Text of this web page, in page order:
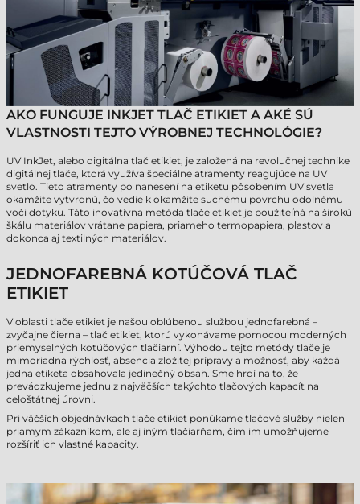
AKO FUNGUJE INKJET TLAČ ETIKIET A AKÉ SÚ
VLASTNOSTI TEJTO VÝROBNEJ TECHNOLÓGIE?
UV InkJet, alebo digitálna tlač etikiet, je založená na revolučnej technike
digitálnej tlače, ktorá využíva špeciálne atramenty reagujúce na UV
svetlo. Tieto atramenty po nanesení na etiketu pôsobením UV svetla
okamžite vytvrdnú, čo vedie k okamžite suchému povrchu odolnému
voči dotyku. Táto inovatívna metóda tlače etikiet je použiteľná na širokú
škálu materiálov vrátane papiera, priameho termopapiera, plastov a
dokonca aj textilných materiálov.
JEDNOFAREBNÁ KOTÚČOVÁ TLAČ
ETIKIET
V oblasti tlače etikiet je našou obľúbenou službou jednofarebná –
zvyčajne čierna – tlač etikiet, ktorú vykonávame pomocou moderných
priemyselných kotúčových tlačiarní. Výhodou tejto metódy tlače je
mimoriadna rýchlosť, absencia zložitej prípravy a možnosť, aby každá
jedna etiketa obsahovala jedinečný obsah. Sme hrdí na to, že
prevádzkujeme jednu z najväčších takýchto tlačových kapacít na
celoštátnej úrovni.
Pri väčších objednávkach tlače etikiet ponúkame tlačové služby nielen
priamym zákazníkom, ale aj iným tlačiarňam, čím im umožňujeme
rozšíriť ich vlastné kapacity.